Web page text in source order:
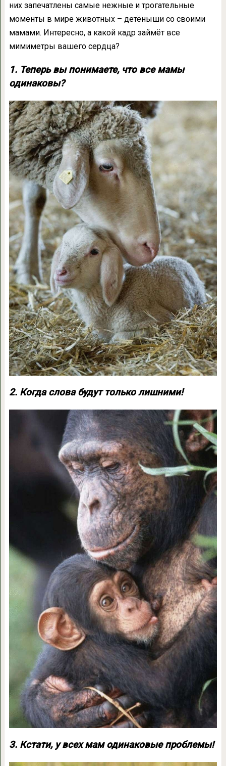
них запечатлены самые нежные и трогательные
моменты в мире животных – детёныши со своими
мамами. Интересно, а какой кадр займёт все
мимиметры вашего сердца?
1. Теперь вы понимаете, что все мамы
одинаковы?
2. Когда слова будут только лишними!
3. Кстати, у всех мам одинаковые проблемы!